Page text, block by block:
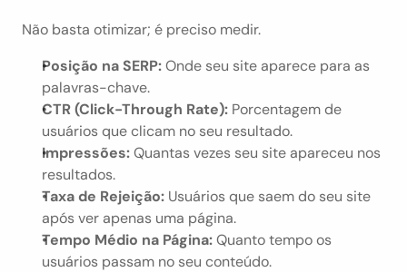
Não basta otimizar; é preciso medir.
Posição na SERP: Onde seu site aparece para as
palavras-chave.
CTR (Click-Through Rate): Porcentagem de
usuários que clicam no seu resultado.
Impressões: Quantas vezes seu site apareceu nos
resultados.
Taxa de Rejeição: Usuários que saem do seu site
após ver apenas uma página.
Tempo Médio na Página: Quanto tempo os
usuários passam no seu conteúdo.